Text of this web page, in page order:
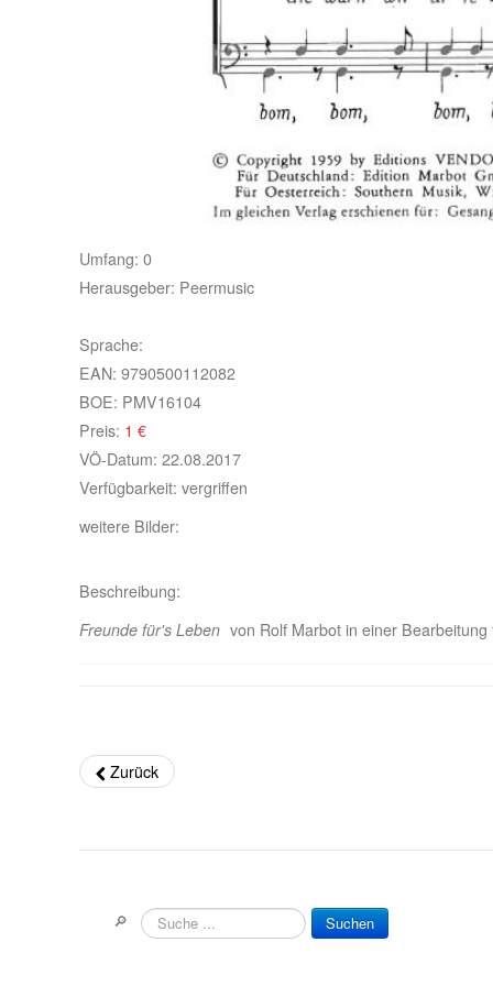
Umfang: 0
Herausgeber: Peermusic
Sprache:
EAN: 9790500112082
BOE: PMV16104
Preis: 1 €
VÖ-Datum: 22.08.2017
Verfügbarkeit: vergriffen
weitere Bilder:
Beschreibung:
Freunde für's Leben von Rolf Marbot in einer
Zurück
🔎 Suchen